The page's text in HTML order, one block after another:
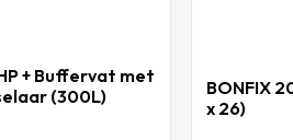
+ Buffervat met
(300L)
BONFIX
x 26)